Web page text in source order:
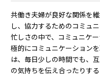
共働き夫婦が良好な関係を
し、協力するためのコミュ
忙しさの中で、コミュニケ
極的にコミュニケーション
は、毎日少しの時間でも、
の気持ちを伝え合ったりす